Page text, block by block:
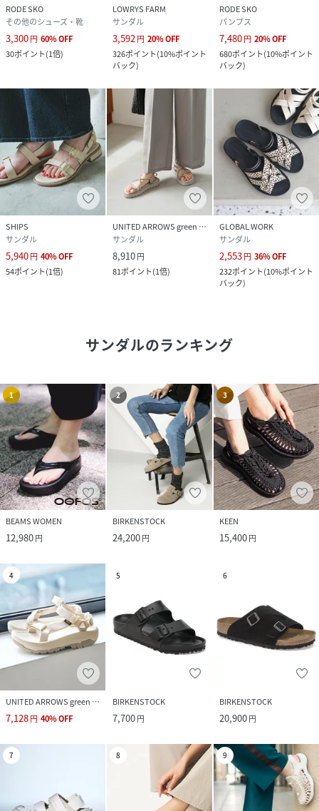
RODE SKO
その他のシューズ・靴
3,300円 60%OFF
30ポイント(1倍)
LOWRYS FARM
サンダル
3,592円 20%OFF
326ポイント(10%ポイント
バック)
RODE SKO
パンプス
7,480円 20%OFF
680ポイント(10%ポイント
バック)
SHIPS
サンダル
5,940円 40%OFF
54ポイント(1倍)
UNITED ARROWS green label relaxing
サンダル
8,910円
81ポイント(1倍)
GLOBAL WORK
サンダル
2,553円 36%OFF
232ポイント(10%ポイント
バック)
サンダルのランキング
1
BEAMS WOMEN
12,980円
2
BIRKENSTOCK
24,200円
3
KEEN
15,400円
4
UNITED ARROWS green label relaxing
7,128円 40%OFF
5
BIRKENSTOCK
7,700円
6
BIRKENSTOCK
20,900円
7 8 9